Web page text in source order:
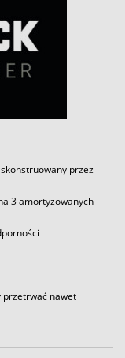
przez
3 amortyzowanych
przetrwać nawet